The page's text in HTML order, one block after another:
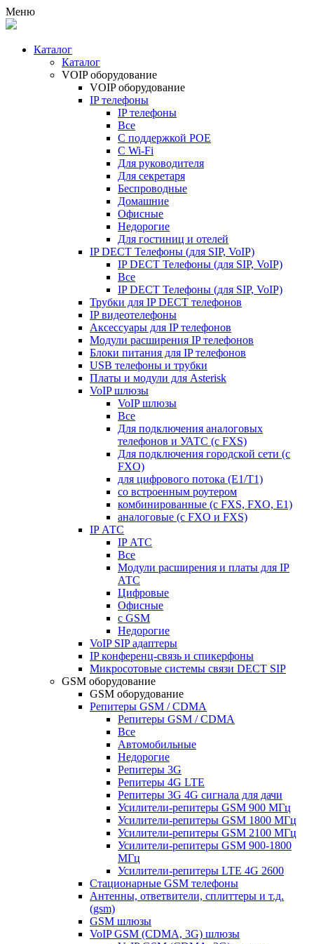
Меню
Каталог
Каталог
VOIP оборудование
VOIP оборудование
IP телефоны
IP телефоны
Все
С поддержкой POE
C Wi-Fi
Для руководителя
Для секретаря
Беспроводные
Домашние
Офисные
Недорогие
Для гостиниц и отелей
IP DECT Телефоны (для SIP, VoIP)
IP DECT Телефоны (для SIP, VoIP)
Все
IP DECT Телефоны (для SIP, VoIP)
Трубки для IP DECT телефонов
IP видеотелефоны
Аксессуары для IP телефонов
Модули расширения IP телефонов
Блоки питания для IP телефонов
USB телефоны и трубки
Платы и модули для Asterisk
VoIP шлюзы
VoIP шлюзы
Все
Для подключения аналоговых
телефонов и УАТС (с FXS)
Для подключения городской сети (с
FXO)
для цифрового потока (E1/T1)
со встроенным роутером
комбинированные (c FXS, FXO, E1)
аналоговые (с FXO и FXS)
IP АТС
IP АТС
Все
Модули расширения и платы для IP
АТС
Цифровые
Офисные
с GSM
Недорогие
VoIP SIP адаптеры
IP конференц-связь и спикерфоны
Микросотовые системы связи DECT SIP
GSM оборудование
GSM оборудование
Репитеры GSM / CDMA
Репитеры GSM / CDMA
Все
Автомобильные
Недорогие
Репитеры 3G
Репитеры 4G LTE
Репитеры 3G 4G сигнала для дачи
Усилители-репитеры GSM 900 МГц
Усилители-репитеры GSM 1800 МГц
Усилители-репитеры GSM 2100 МГц
Усилители-репитеры GSM 900-1800
МГц
Усилители-репитеры LTE 4G 2600
Стационарные GSM телефоны
Антенны, ответвители, сплиттеры и т.д.
(gsm)
GSM шлюзы
VoIP GSM (CDMA, 3G) шлюзы